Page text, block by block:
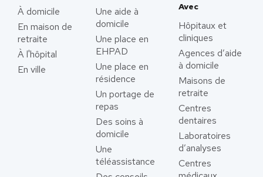
À domicile
En maison de
retraite
À l'hôpital
En ville
Une aide à
domicile
Une place en
EHPAD
Une place en
résidence
Un portage de
repas
Des soins à
domicile
Une
téléassistance
Avec
Hôpitaux et
cliniques
Agences d’aide
à domicile
Maisons de
retraite
Centres
dentaires
Laboratoires
d’analyses
Centres